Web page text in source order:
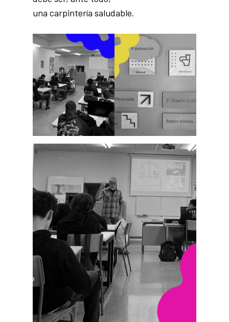
una carpintería saludable.